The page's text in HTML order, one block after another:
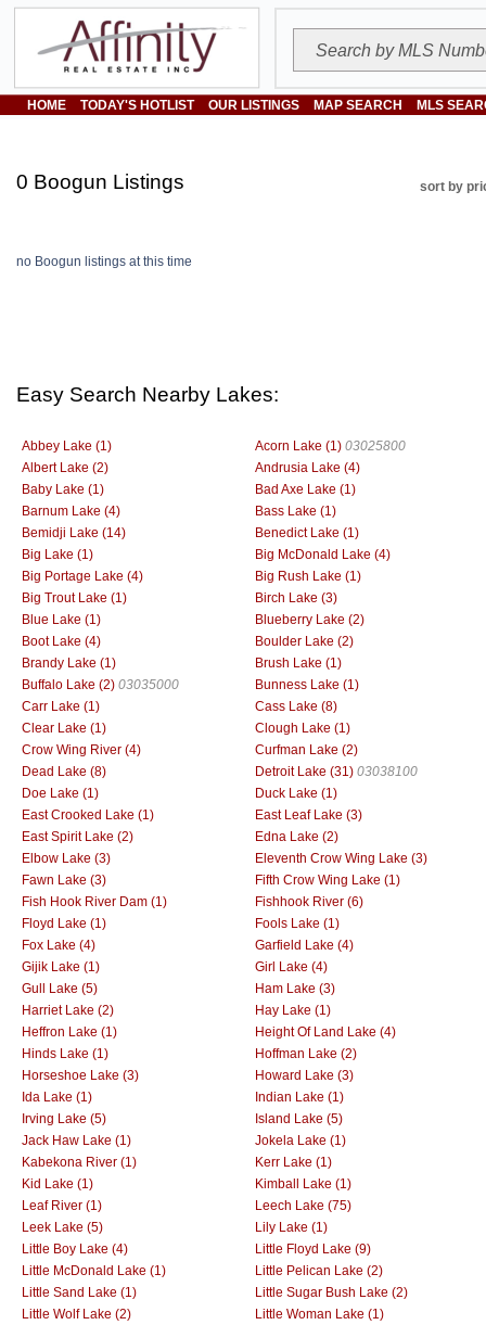
HOME TODAY'S HOTLIST OUR LISTINGS MAP SEARCH MLS
0 Boogun Listings sort by
no Boogun listings at this time
Easy Search Nearby Lakes:
Abbey Lake (1) Acorn Lake (1) 03025800
Albert Lake (2)
Andrusia Lake (4)
Baby Lake (1)
Bad Axe Lake (1)
Barnum Lake (4)
Bass Lake (1)
Bemidji Lake (14)
Benedict Lake (1)
Big Lake (1)
Big McDonald Lake (4)
Big Portage Lake (4)
Big Rush Lake (1)
Big Trout Lake (1)
Birch Lake (3)
Blue Lake (1)
Blueberry Lake (2)
Boot Lake (4)
Boulder Lake (2)
Brandy Lake (1)
Brush Lake (1)
Buffalo Lake (2) 03035000
Bunness Lake (1)
Carr Lake (1)
Cass Lake (8)
Clear Lake (1)
Clough Lake (1)
Crow Wing River (4)
Curfman Lake (2)
Dead Lake (8)
Detroit Lake (31) 03038100
Doe Lake (1)
Duck Lake (1)
East Crooked Lake (1)
East Leaf Lake (3)
East Spirit Lake (2)
Edna Lake (2)
Elbow Lake (3)
Eleventh Crow Wing Lake (3)
Fawn Lake (3)
Fifth Crow Wing Lake (1)
Fish Hook River Dam (1)
Fishhook River (6)
Floyd Lake (1)
Fools Lake (1)
Fox Lake (4)
Garfield Lake (4)
Gijik Lake (1)
Girl Lake (4)
Gull Lake (5)
Ham Lake (3)
Harriet Lake (2)
Hay Lake (1)
Heffron Lake (1)
Height Of Land Lake (4)
Hinds Lake (1)
Hoffman Lake (2)
Horseshoe Lake (3)
Howard Lake (3)
Ida Lake (1)
Indian Lake (1)
Irving Lake (5)
Island Lake (5)
Jack Haw Lake (1)
Jokela Lake (1)
Kabekona River (1)
Kerr Lake (1)
Kid Lake (1)
Kimball Lake (1)
Leaf River (1)
Leech Lake (75)
Leek Lake (5)
Lily Lake (1)
Little Boy Lake (4)
Little Floyd Lake (9)
Little McDonald Lake (1)
Little Pelican Lake (2)
Little Sand Lake (1)
Little Sugar Bush Lake (2)
Little Wolf Lake (2)
Little Woman Lake (1)